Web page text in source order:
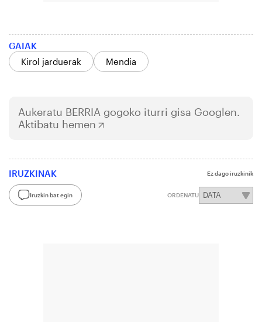
GAIAK
Kirol jarduerak
Mendia
Aukeratu BERRIA gogoko iturri gisa Googlen.
Aktibatu hemen
IRUZKINAK Ez dago iruzkinik
Iruzkin bat egin ORDENATU